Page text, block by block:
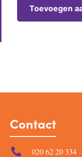
Toevoegen
Contact
020 62 20 334